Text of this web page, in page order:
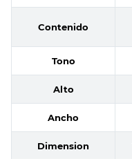
Contenido
Tono
Alto
Ancho
Dimension